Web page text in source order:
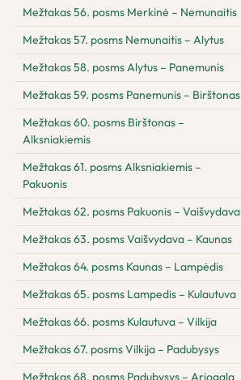
Mežtakas 56. posms Merkinė – Nemunaitis
Mežtakas 57. posms Nemunaitis – Alytus
Mežtakas 58. posms Alytus – Panemunis
Mežtakas 59. posms Panemunis – Birštonas
Mežtakas 60. posms Birštonas –
Alksniakiemis
Mežtakas 61. posms Alksniakiemis –
Pakuonis
Mežtakas 62. posms Pakuonis – Vaišvydava
Mežtakas 63. posms Vaišvydava – Kaunas
Mežtakas 64. posms Kaunas – Lampėdis
Mežtakas 65. posms Lampedis – Kulautuva
Mežtakas 66. posms Kulautuva – Vilkija
Mežtakas 67. posms Vilkija – Padubysys
Mežtakas 68. posms Padubysys – Ariogala